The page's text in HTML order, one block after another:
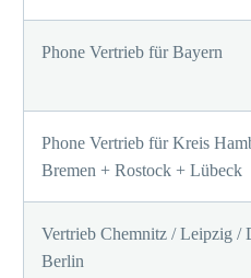
Phone Vertrieb für Bayern
Phone Vertrieb für Kreis
Bremen + Rostock + Lübeck
Vertrieb Chemnitz / Leipzig /
Berlin